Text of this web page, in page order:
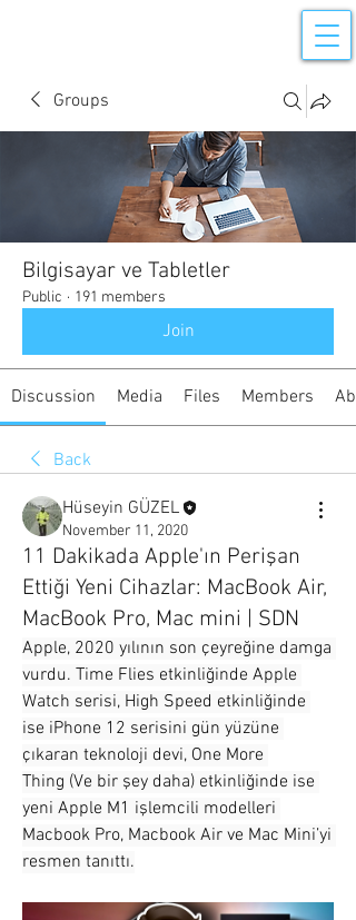
Groups
Bilgisayar ve Tabletler
Public · 191 members
Join
Discussion Media Files Members
Back
Hüseyin GÜZEL
November 11, 2020
11 Dakikada Apple'ın Perişan
Ettiği Yeni Cihazlar: MacBook Air,
MacBook Pro, Mac mini | SDN
Apple, 2020 yılının son çeyreğine damga
vurdu. Time Flies etkinliğinde Apple
Watch serisi, High Speed etkinliğinde
ise iPhone 12 serisini gün yüzüne
çıkaran teknoloji devi, One More
Thing (Ve bir şey daha) etkinliğinde ise
yeni Apple M1 işlemcili modelleri
Macbook Pro, Macbook Air ve Mac Mini’yi
resmen tanıttı.